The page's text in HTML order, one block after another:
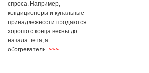
спроса. Например,
кондиционеры и купальные
принадлежности продаются
хорошо с конца весны до
начала лета, а
обогреватели >>>